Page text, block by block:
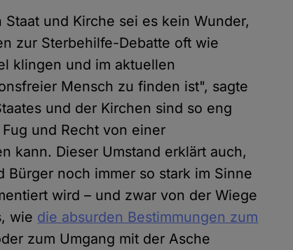
und Kirche sei es kein Wunder,
zur Sterbehilfe-Debatte oft wie
klingen und im aktuellen
Mensch zu finden ist", sagte
und der Kirchen sind so eng
und Recht von einer
kann. Dieser Umstand erklärt auch,
noch immer so stark im Sinne
wird – und zwar von der Wiege
wie die absurden Bestimmungen zum
zum Umgang mit der Asche